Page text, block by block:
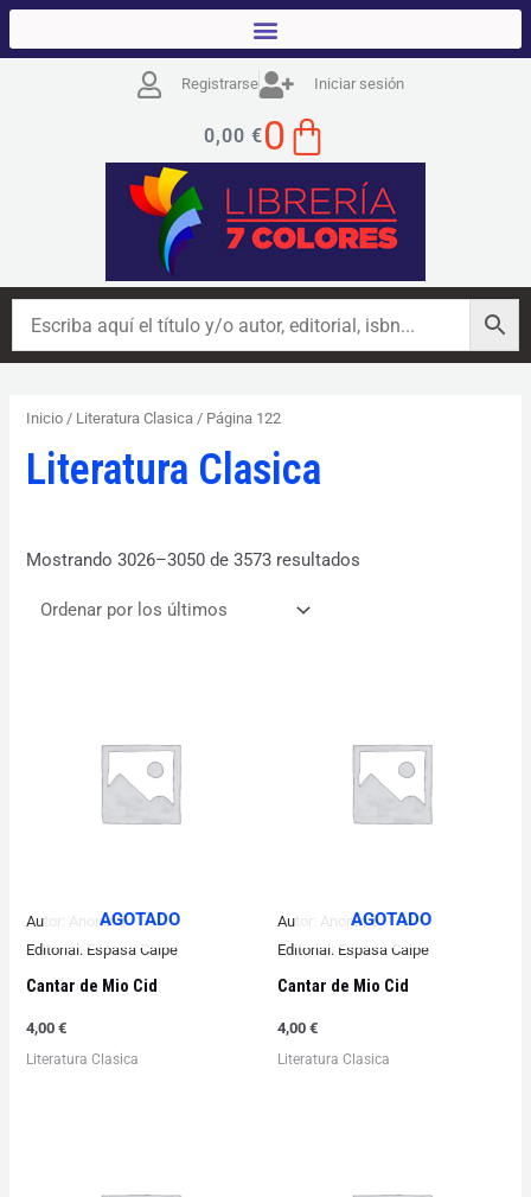
al
Registrarse Iniciar sesión
0,00 €0
CART
Inicio / Literatura Clasica / Página 122
Literatura Clasica
Mostrando 3026–3050 de 3573 resultados
Ordenado
últimos
AGOTADO
Autor: Anonimo
Editorial: Espasa Calpe
Cantar de Mio Cid
4,00€
Literatura Clasica
AGOTADO
Autor: Anonimo
Editorial: Espasa Calpe
Cantar de Mio Cid
4,00 €
Literatura Clasica